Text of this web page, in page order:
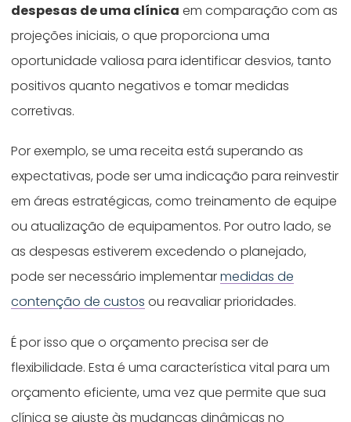
despesas de uma clínica em comparação com as
projeções iniciais, o que proporciona uma
oportunidade valiosa para identificar desvios, tanto
positivos quanto negativos e tomar medidas
corretivas.
Por exemplo, se uma receita está superando as
expectativas, pode ser uma indicação para reinvestir
em áreas estratégicas, como treinamento de equipe
ou atualização de equipamentos. Por outro lado, se
as despesas estiverem excedendo o planejado,
pode ser necessário implementarmedidas de
contenção de custos ou reavaliar prioridades.
É por isso que o orçamento precisa ser de
flexibilidade. Esta é uma característica vital para um
orçamento eficiente, uma vez que permite que sua
clínica se ajuste às mudanças dinâmicas no